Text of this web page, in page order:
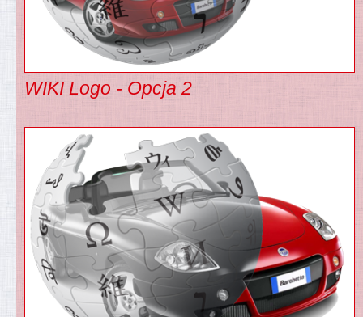
WIKI Logo - Opcja 2